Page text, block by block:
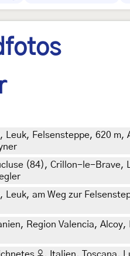
Leuk, Felsensteppe, 620
(84), Crillon-le-Brave,
Leuk, am Weg zur
Region Valencia,
♀, Italien, Toscana,